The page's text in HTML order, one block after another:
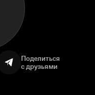
Поделиться
с друзьями